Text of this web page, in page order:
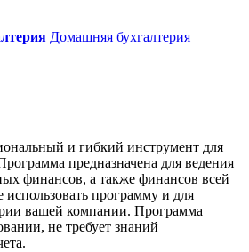
Домашняя бухгалтерия
и гибкий инструмент для
предназначена для ведения
финансов, а также финансов всей
программу и для
вашей компании. Программа
не требует знаний